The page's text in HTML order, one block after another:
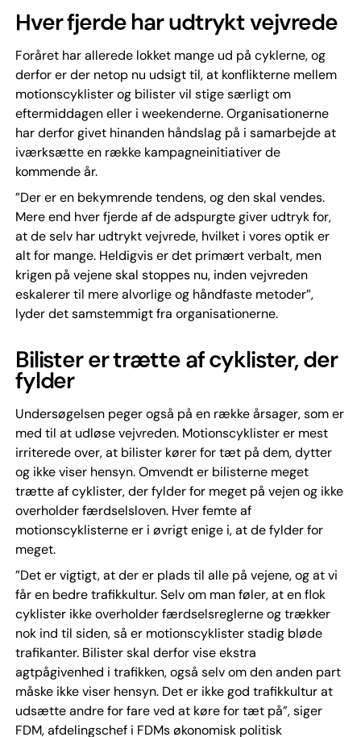
Hver fjerde har udtrykt vejvrede
Foråret har allerede lokket mange ud på cyklerne, og
derfor er der netop nu udsigt til, at konflikterne mellem
motionscyklister og bilister vil stige særligt om
eftermiddagen eller i weekenderne. Organisationerne
har derfor givet hinanden håndslag på i samarbejde at
iværksætte en række kampagneinitiativer de
kommende år.
”Der er en bekymrende tendens, og den skal vendes.
Mere end hver fjerde af de adspurgte giver udtryk for,
at de selv har udtrykt vejvrede, hvilket i vores optik er
alt for mange. Heldigvis er det primært verbalt, men
krigen på vejene skal stoppes nu, inden vejvreden
eskalerer til mere alvorlige og håndfaste metoder”,
lyder det samstemmigt fra organisationerne.
Bilister er trætte af cyklister, der
fylder
Undersøgelsen peger også på en række årsager, som er
med til at udløse vejvreden. Motionscyklister er mest
irriterede over, at bilister kører for tæt på dem, dytter
og ikke viser hensyn. Omvendt er bilisterne meget
trætte af cyklister, der fylder for meget på vejen og ikke
overholder færdselsloven. Hver femte af
motionscyklisterne er i øvrigt enige i, at de fylder for
meget.
”Det er vigtigt, at der er plads til alle på vejene, og at vi
får en bedre trafikkultur. Selv om man føler, at en flok
cyklister ikke overholder færdselsreglerne og trækker
nok ind til siden, så er motionscyklister stadig bløde
trafikanter. Bilister skal derfor vise ekstra
agtpågivenhed i trafikken, også selv om den anden part
måske ikke viser hensyn. Det er ikke god trafikkultur at
udsætte andre for fare ved at køre for tæt på”, siger
FDM, afdelingschef i FDMs økonomisk politisk